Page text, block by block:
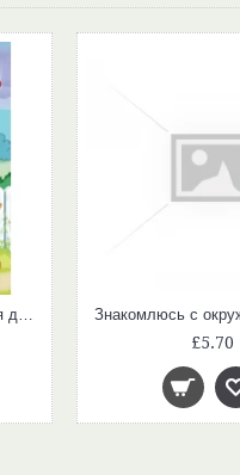
Знакомлюсь с буквами: для детей 3-4 лет. Ч. 2
£5.70